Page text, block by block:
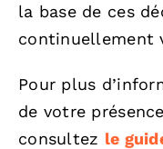
la base de ces
continuellement
Pour plus
de votre
consultez le